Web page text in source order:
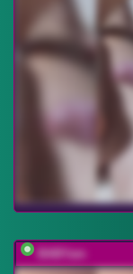
BABYam